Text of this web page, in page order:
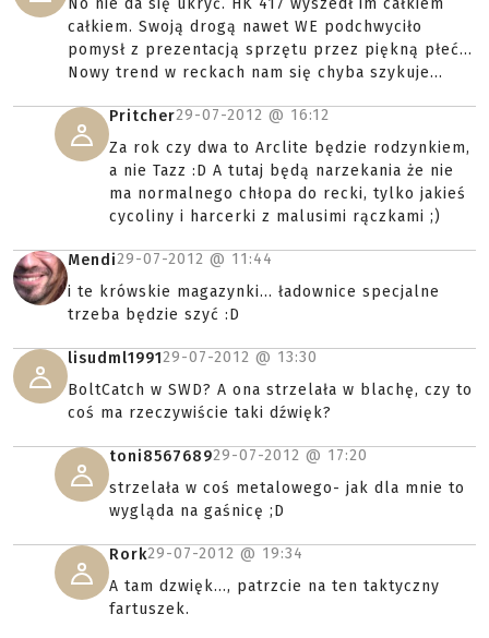
No nie da się ukryć. HK 417 wyszedł im całkiem
całkiem. Swoją drogą nawet WE podchwyciło
pomysł z prezentacją sprzętu przez piękną płeć...
Nowy trend w reckach nam się chyba szykuje...
Pritcher29-07-2012 @ 16:12
Za rok czy dwa to Arclite będzie rodzynkiem,
a nie Tazz :D A tutaj będą narzekania że nie
ma normalnego chłopa do recki, tylko jakieś
cycoliny i harcerki z malusimi rączkami ;)
Mendi29-07-2012 @ 11:44
i te krówskie magazynki... ładownice specjalne
trzeba będzie szyć :D
lisudml199129-07-2012 @ 13:30
BoltCatch w SWD? A ona strzelała w blachę, czy to
coś ma rzeczywiście taki dźwięk?
toni856768929-07-2012 @ 17:20
strzelała w coś metalowego- jak dla mnie to
wygląda na gaśnicę ;D
Rork29-07-2012 @ 19:34
A tam dzwięk..., patrzcie na ten taktyczny
fartuszek.